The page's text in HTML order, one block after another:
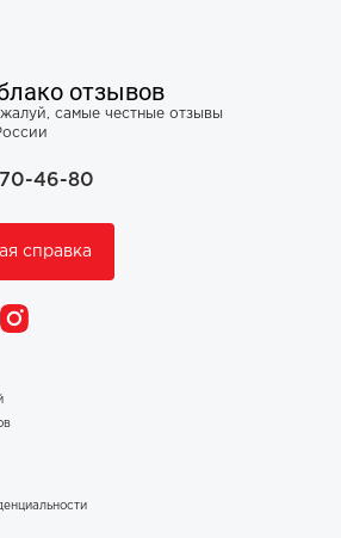
отзывов
самые честные отзывы
46-80
справка